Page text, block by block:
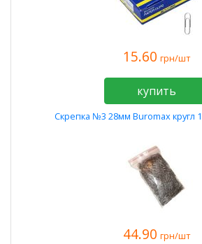
15.60 грн/шт
купить
Скрепка №3 28мм Buromax кругл
44.90 грн/шт